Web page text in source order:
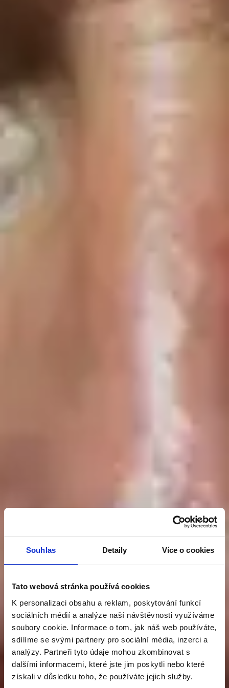
Souhlas Detaily Více o cookies
Tato webová stránka používá cookies
K personalizaci obsahu a reklam, poskytování funkcí
sociálních médií a analýze naší návštěvnosti využíváme
soubory cookie. Informace o tom, jak náš web používáte,
sdílíme se svými partnery pro sociální média, inzerci a
analýzy. Partneři tyto údaje mohou zkombinovat s
dalšími informacemi, které jste jim poskytli nebo které
získali v důsledku toho, že používáte jejich služby.
PATENT V PÉČI
O PROSTATU
Graminex Flower Pollen